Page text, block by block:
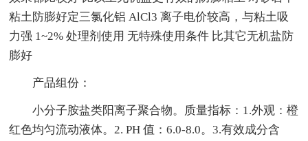
粘土防膨好定三氯化铝 AlCl3 离子电价较高，与粘土吸
力强 1~2% 处理剂使用 无特殊使用条件 比其它无机盐防
膨好
产品组份：
小分子胺盐类阳离子聚合物。质量指标：1.外观：橙
红色均匀流动液体。2. PH 值：6.0-8.0。3.有效成分含